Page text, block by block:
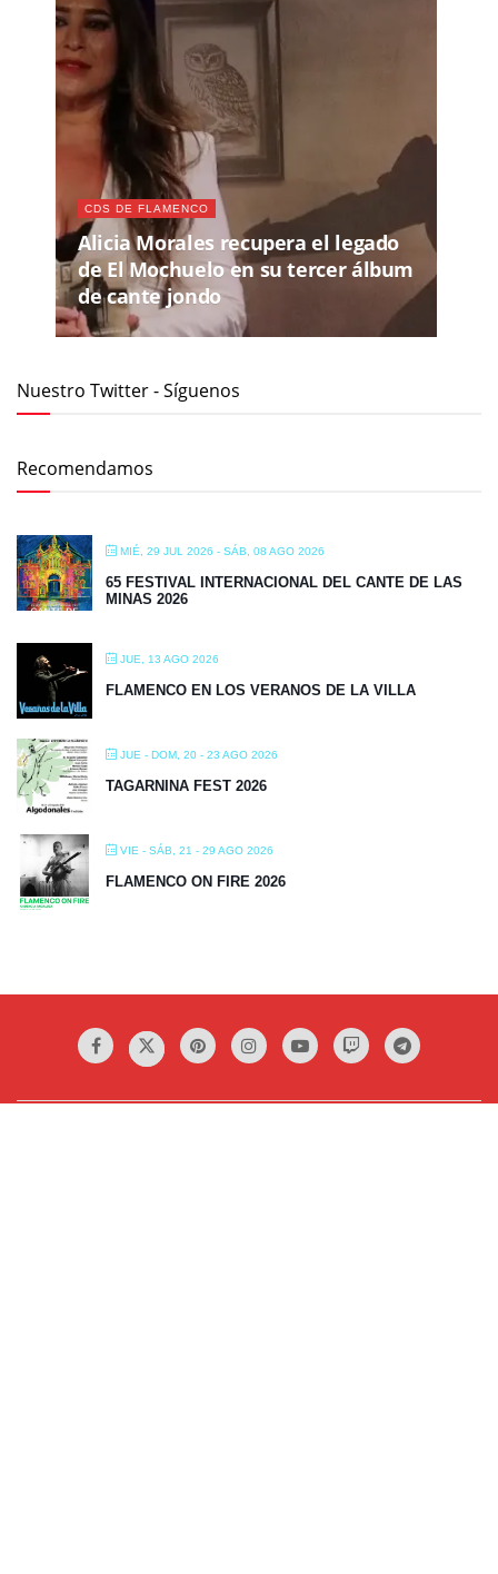
CDS DE FLAMENCO
Alicia Morales recupera el legado
de El Mochuelo en su tercer álbum
de cante jondo
Nuestro Twitter - Síguenos
Recomendamos
MIÉ, 29 JUL 2026 - SÁB, 08 AGO 2026
65 FESTIVAL INTERNACIONAL DEL CANTE DE LAS
MINAS 2026
JUE, 13 AGO 2026
FLAMENCO EN LOS VERANOS DE LA VILLA
JUE - DOM, 20 - 23 AGO 2026
TAGARNINA FEST 2026
VIE - SÁB, 21 - 29 AGO 2026
FLAMENCO ON FIRE 2026